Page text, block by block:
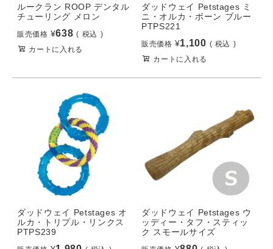
ルークラン ROOP デンタル
チューリング メロン
販売価格 ¥638
税込
カートに入れる
ダッドウェイ Petstages ミ
ニ・オルカ・ボーン ブルー
PTPS221
販売価格 ¥1,100
税込
カートに入れる
ダッドウェイ Petstages オ
ルカ・トリプル・リンクス
PTPS239
ダッドウェイ Petstages ウ
ッディー・タフ・スティッ
ク スモールサイズ